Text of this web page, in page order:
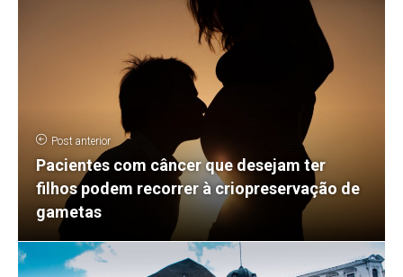
Post anterior
Pacientes com câncer que desejam ter
filhos podem recorrer à criopreservação de
gametas